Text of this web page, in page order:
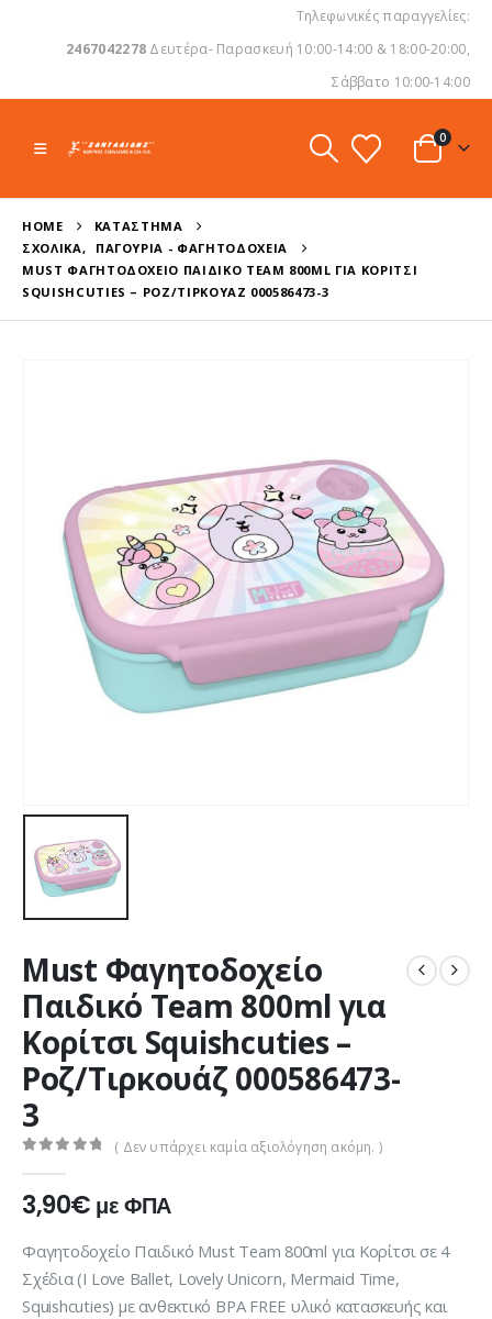
Τηλεφωνικές παραγγελίες:
2467042278 Δευτέρα- Παρασκευή 10:00-14:00 & 18:00-20:00,
Σάββατο 10:00-14:00
0
HOME
ΚΑΤΆΣΤΗΜΑ
ΣΧΟΛΙΚΆ,
ΠΑΓΟΎΡΙΑ - ΦΑΓΗΤΟΔΟΧΕΊΑ
MUST ΦΑΓΗΤΟΔΟΧΕΊΟ ΠΑΙΔΙΚΌ TEAM 800ML ΓΙΑ ΚΟΡΊΤΣΙ
SQUISHCUTIES – ΡΟΖ/ΤΙΡΚΟΥΆΖ 000586473-3
Must Φαγητοδοχείο
Παιδικό Team 800ml για
Κορίτσι Squishcuties –
Ροζ/Τιρκουάζ 000586473-
3
( Δεν υπάρχει καμία αξιολόγηση ακόμη. )
3,90€ με ΦΠΑ
Φαγητοδοχείο Παιδικό Must Team 800ml για Κορίτσι σε 4
Σχέδια (I Love Ballet, Lovely Unicorn, Mermaid Time,
Squishcuties) με ανθεκτικό BPA FREE υλικό κατασκευής και